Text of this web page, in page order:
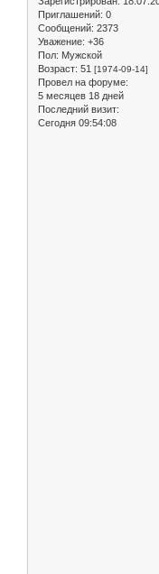
Приглашений: 0
Сообщений: 2373
Уважение: +36
Пол: Мужской
Возраст: 51 [1974-09-14]
Провел на форуме:
5 месяцев 18 дней
Последний визит:
Сегодня 09:54:08